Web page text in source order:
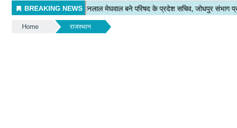
Home राजस्थान